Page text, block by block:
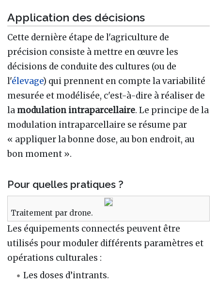
Application des décisions
Cette dernière étape de l'agriculture de
précision consiste à mettre en œuvre les
décisions de conduite des cultures (ou de
l'élevage) qui prennent en compte la variabilité
mesurée et modélisée, c'est-à-dire à réaliser de
la modulation intraparcellaire. Le principe de la
modulation intraparcellaire se résume par
« appliquer la bonne dose, au bon endroit, au
bon moment ».
Pour quelles pratiques ?
Traitement par drone.
Les équipements connectés peuvent être
utilisés pour moduler différents paramètres et
opérations culturales :
Les doses d’intrants.